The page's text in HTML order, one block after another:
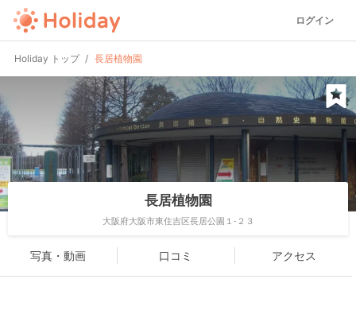
ログイン
Holiday トップ 長居植物園
長居植物園
大阪府大阪市東住吉区長居公園１-２３
写真・動画 口コミ アクセス